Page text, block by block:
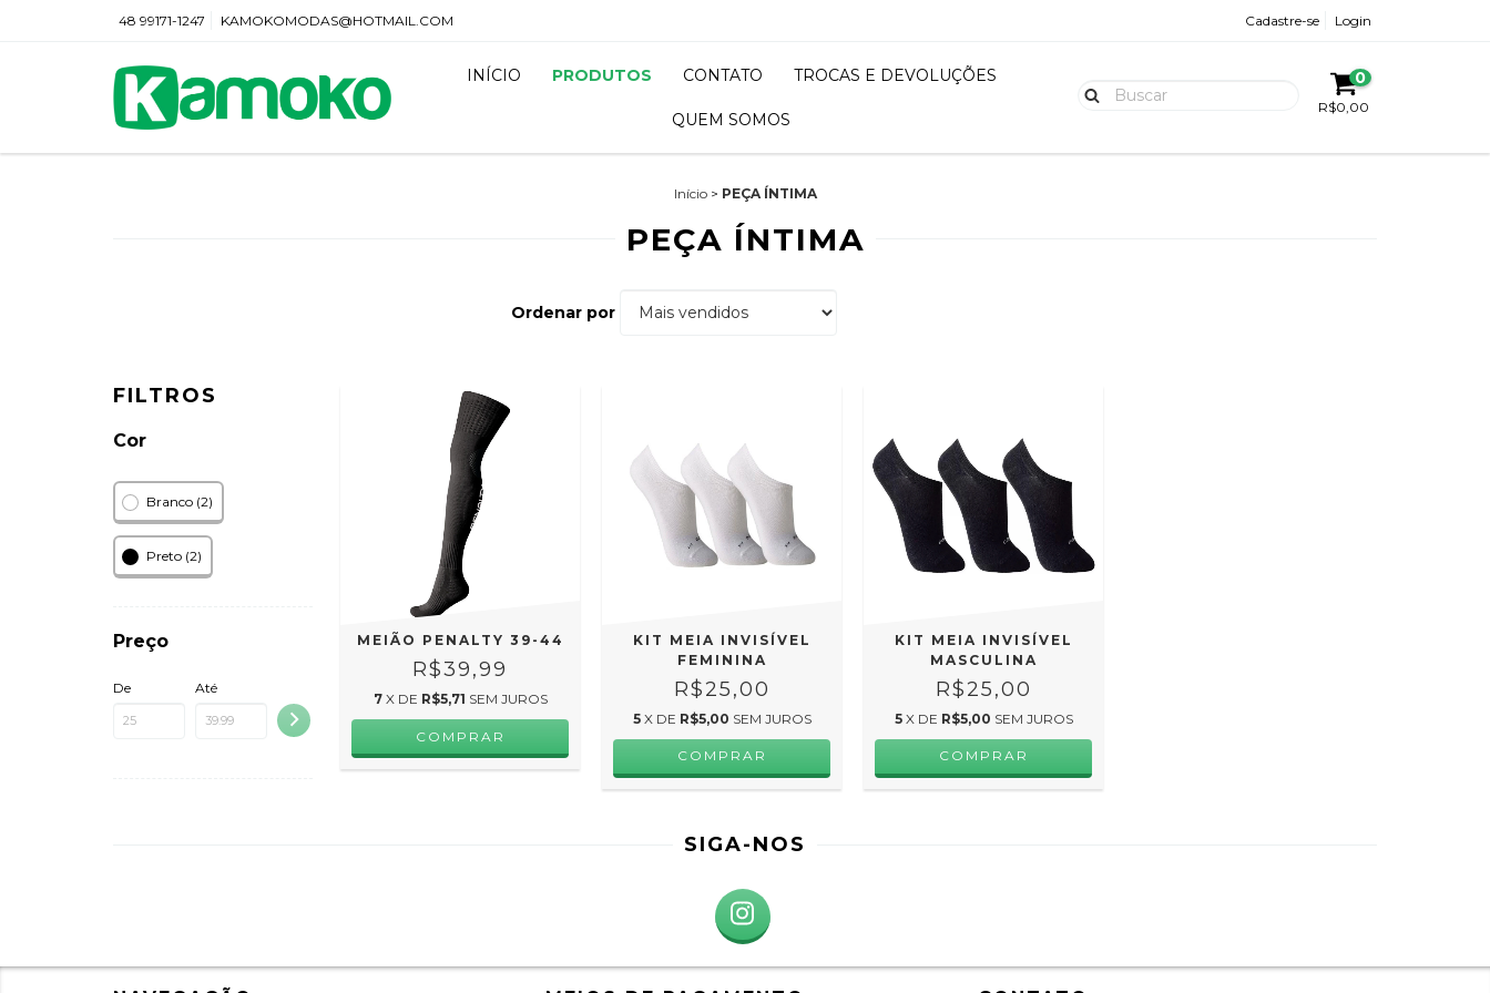
48 99171-1247 KAMOKOMODAS@HOTMAIL.COM Cadastre-se Login
INÍCIO PRODUTOS CONTATO TROCAS E DEVOLUÇÕES
QUEM SOMOS
0
R$0,00
Início > PEÇA ÍNTIMA
PEÇA ÍNTIMA
Ordenar por
FILTROS
Cor
Branco (2)
Preto (2)
Preço
De Até
MEIÃO PENALTY 39-44
R$39,99
7 X DE R$5,71 SEM JUROS
KIT MEIA INVISÍVEL
FEMININA
R$25,00
5 X DE R$5,00 SEM JUROS
COMPRAR
KIT MEIA INVISÍVEL
MASCULINA
R$25,00
5 X DE R$5,00 SEM JUROS
COMPRAR
SIGA-NOS